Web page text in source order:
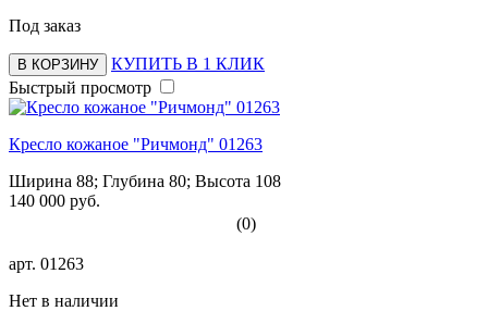
Под заказ
В КОРЗИНУ
КУПИТЬ В 1 КЛИК
Быстрый просмотр
Кресло кожаное "Ричмонд" 01263
Ширина 88; Глубина 80; Высота 108
140 000 руб.
(0)
арт. 01263
Нет в наличии